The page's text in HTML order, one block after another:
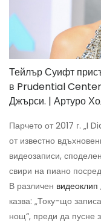
Тейлър Суифт
в Prudential Center
Джърси. | Артуро
Парчето от 2017 г. „I
от известно
видеозаписи,
свири на пиано
В различен видеоклип
казва: „Току-що
нощ“, преди да пусне